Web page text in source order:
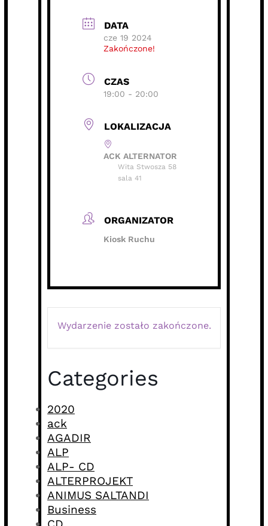
DATA
cze 19 2024
Zakończone!
CZAS
19:00 - 20:00
LOKALIZACJA
ACK ALTERNATOR
Wita Stwosza 58
sala 41
ORGANIZATOR
Kiosk Ruchu
Wydarzenie zostało zakończone.
Categories
2020
ack
AGADIR
ALP
ALP- CD
ALTERPROJEKT
ANIMUS SALTANDI
Business